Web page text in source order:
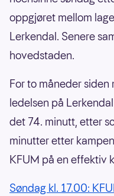
oppgjøret mellom
Lerkendal. Senere
hovedstaden.
For to måneder siden
ledelsen på
det 74. minutt, etter
minutter etter
KFUM på en effektiv
Søndag kl. 17.00: